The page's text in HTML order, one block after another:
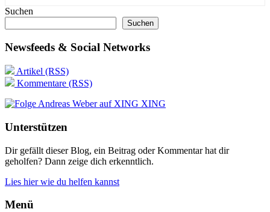
Suchen
Suchen
Newsfeeds & Social Networks
Artikel (RSS)
Kommentare (RSS)
XING
Unterstützen
Dir gefällt dieser Blog, ein Beitrag oder Kommentar hat dir
geholfen? Dann zeige dich erkenntlich.
Lies hier wie du helfen kannst
Menü